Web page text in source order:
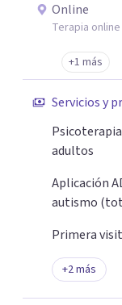
Online
Terapia online
+1 más
Servicios y
adultos
Aplicación
autismo
Primera
+2más